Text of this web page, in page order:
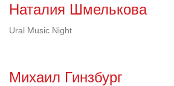
Наталия Шмелькова
Ural Music Night
Михаил Гинзбург